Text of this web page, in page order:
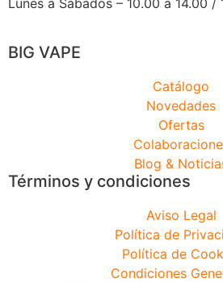
Lunes a Sabados – 10.00 a 14.00 /
BIG VAPE
Catálogo
Novedades
Ofertas
Blog &
Términos y condiciones
Aviso Legal
Política de
Política de
Condiciones